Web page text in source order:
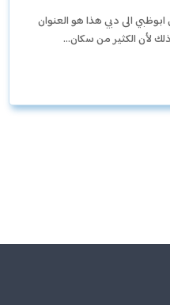
الى دبي هذا هو العنوان
لأن الكثير من سكان…